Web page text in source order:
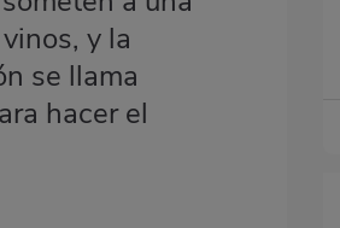
y la
se llama
hacer el